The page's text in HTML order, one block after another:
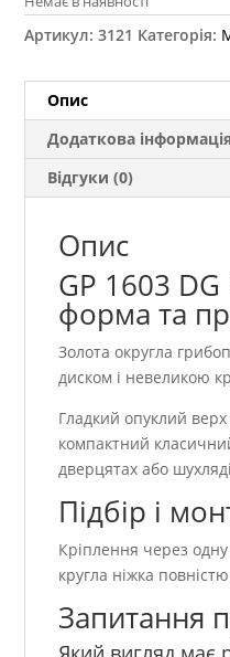
Артикул:3121 Категорія:
Опис
Додаткова
Відгуки (0)
Опис
GP 1603
форма та
Золота округла
диском і невеликою
Гладкий опуклий
компактний
дверцятах або
Підбір і
Кріплення через
кругла ніжка
Запитання